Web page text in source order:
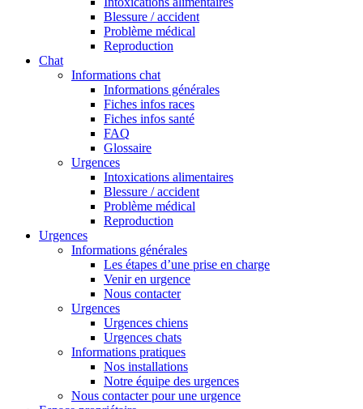
Blessure / accident
Problème médical
Reproduction
Chat
Informations chat
Informations générales
Fiches infos races
Fiches infos santé
FAQ
Glossaire
Urgences
Intoxications alimentaires
Blessure / accident
Problème médical
Reproduction
Urgences
Informations générales
Les étapes d’une prise en charge
Venir en urgence
Nous contacter
Urgences
Urgences chiens
Urgences chats
Informations pratiques
Nos installations
Notre équipe des urgences
Nous contacter pour une urgence